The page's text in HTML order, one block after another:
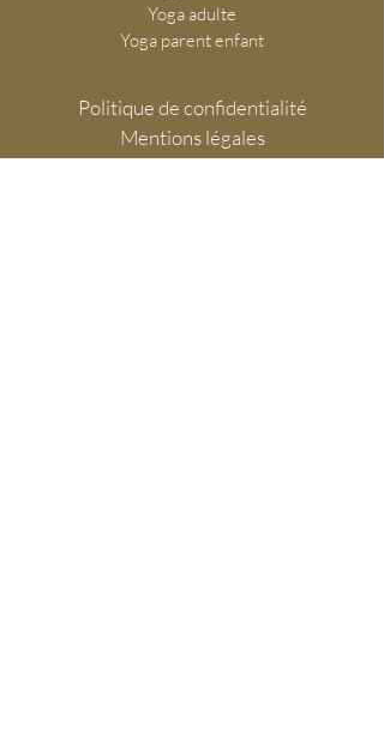
Yoga adulte
Yoga parent enfant
Politique de confidentialité
Mentions légales